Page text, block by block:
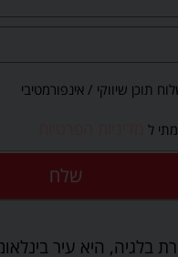
תוכן שיווקי / אינפורמטיבי
ל
שלח
בלגיה, היא עיר